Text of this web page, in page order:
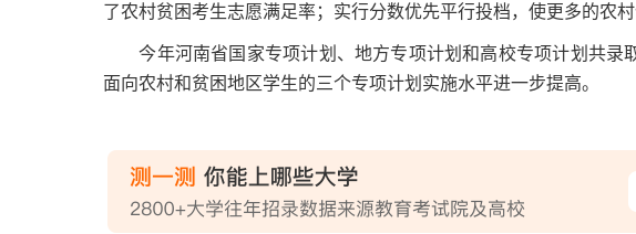
了农村贫困考生志愿满足率；实行分数优先平行投档，使更多的农村
今年河南省国家专项计划、地方专项计划和高校专项计划共录
面向农村和贫困地区学生的三个专项计划实施水平进一步提高。